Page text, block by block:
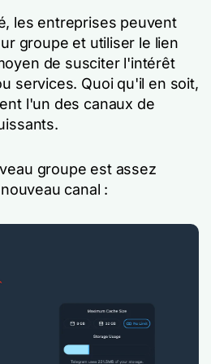
les entreprises peuvent
groupe et utiliser le lien
de susciter l'intérêt
services. Quoi qu'il en soit,
l'un des canaux de
groupe est assez
canal :